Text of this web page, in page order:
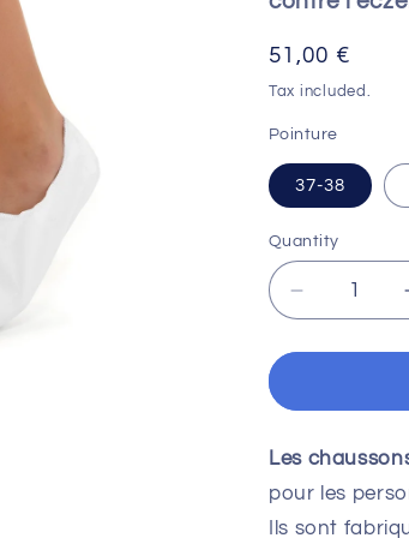
Regular
price
51,00 €
Tax included.
Pointure
37-38
Quantity
Decrease
quantity
for
-
taille
Les
pour les
Ils sont